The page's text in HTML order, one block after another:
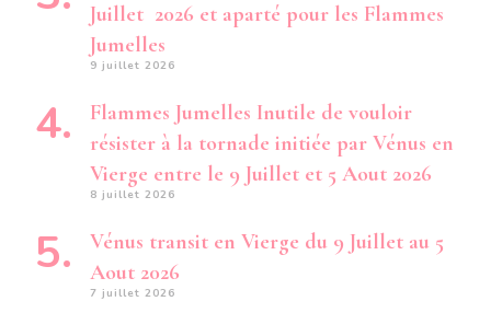
Juillet 2026 et aparté pour les Flammes
Jumelles
9 juillet 2026
Flammes Jumelles Inutile de vouloir
résister à la tornade initiée par Vénus en
Vierge entre le 9 Juillet et 5 Aout 2026
8 juillet 2026
Vénus transit en Vierge du 9 Juillet au 5
Aout 2026
7 juillet 2026